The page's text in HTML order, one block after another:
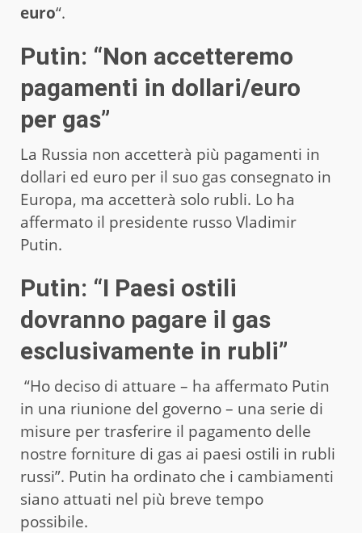
euro“.
Putin: “Non accetteremo
pagamenti in dollari/euro
per gas”
La Russia non accetterà più pagamenti in
dollari ed euro per il suo gas consegnato in
Europa, ma accetterà solo rubli. Lo ha
affermato il presidente russo Vladimir
Putin.
Putin: “I Paesi ostili
dovranno pagare il gas
esclusivamente in rubli”
“Ho deciso di attuare – ha affermato Putin
in una riunione del governo – una serie di
misure per trasferire il pagamento delle
nostre forniture di gas ai paesi ostili in rubli
russi”. Putin ha ordinato che i cambiamenti
siano attuati nel più breve tempo
possibile.